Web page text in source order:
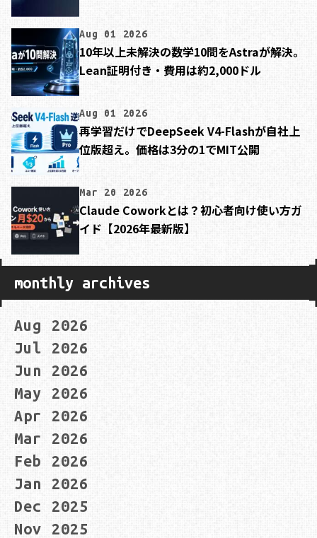
Aug 01 2026
10年以上未解決の数学10問をAstraが解決。
Lean証明付き・費用は約2,000ドル
Aug 01 2026
再学習だけでDeepSeek V4-Flashが自社上
位版超え。価格は3分の1でMIT公開
Mar 20 2026
Claude Coworkとは？初心者向け使い方ガ
イド【2026年最新版】
monthly archives
Aug 2026
Jul 2026
Jun 2026
May 2026
Apr 2026
Mar 2026
Feb 2026
Jan 2026
Dec 2025
Nov 2025